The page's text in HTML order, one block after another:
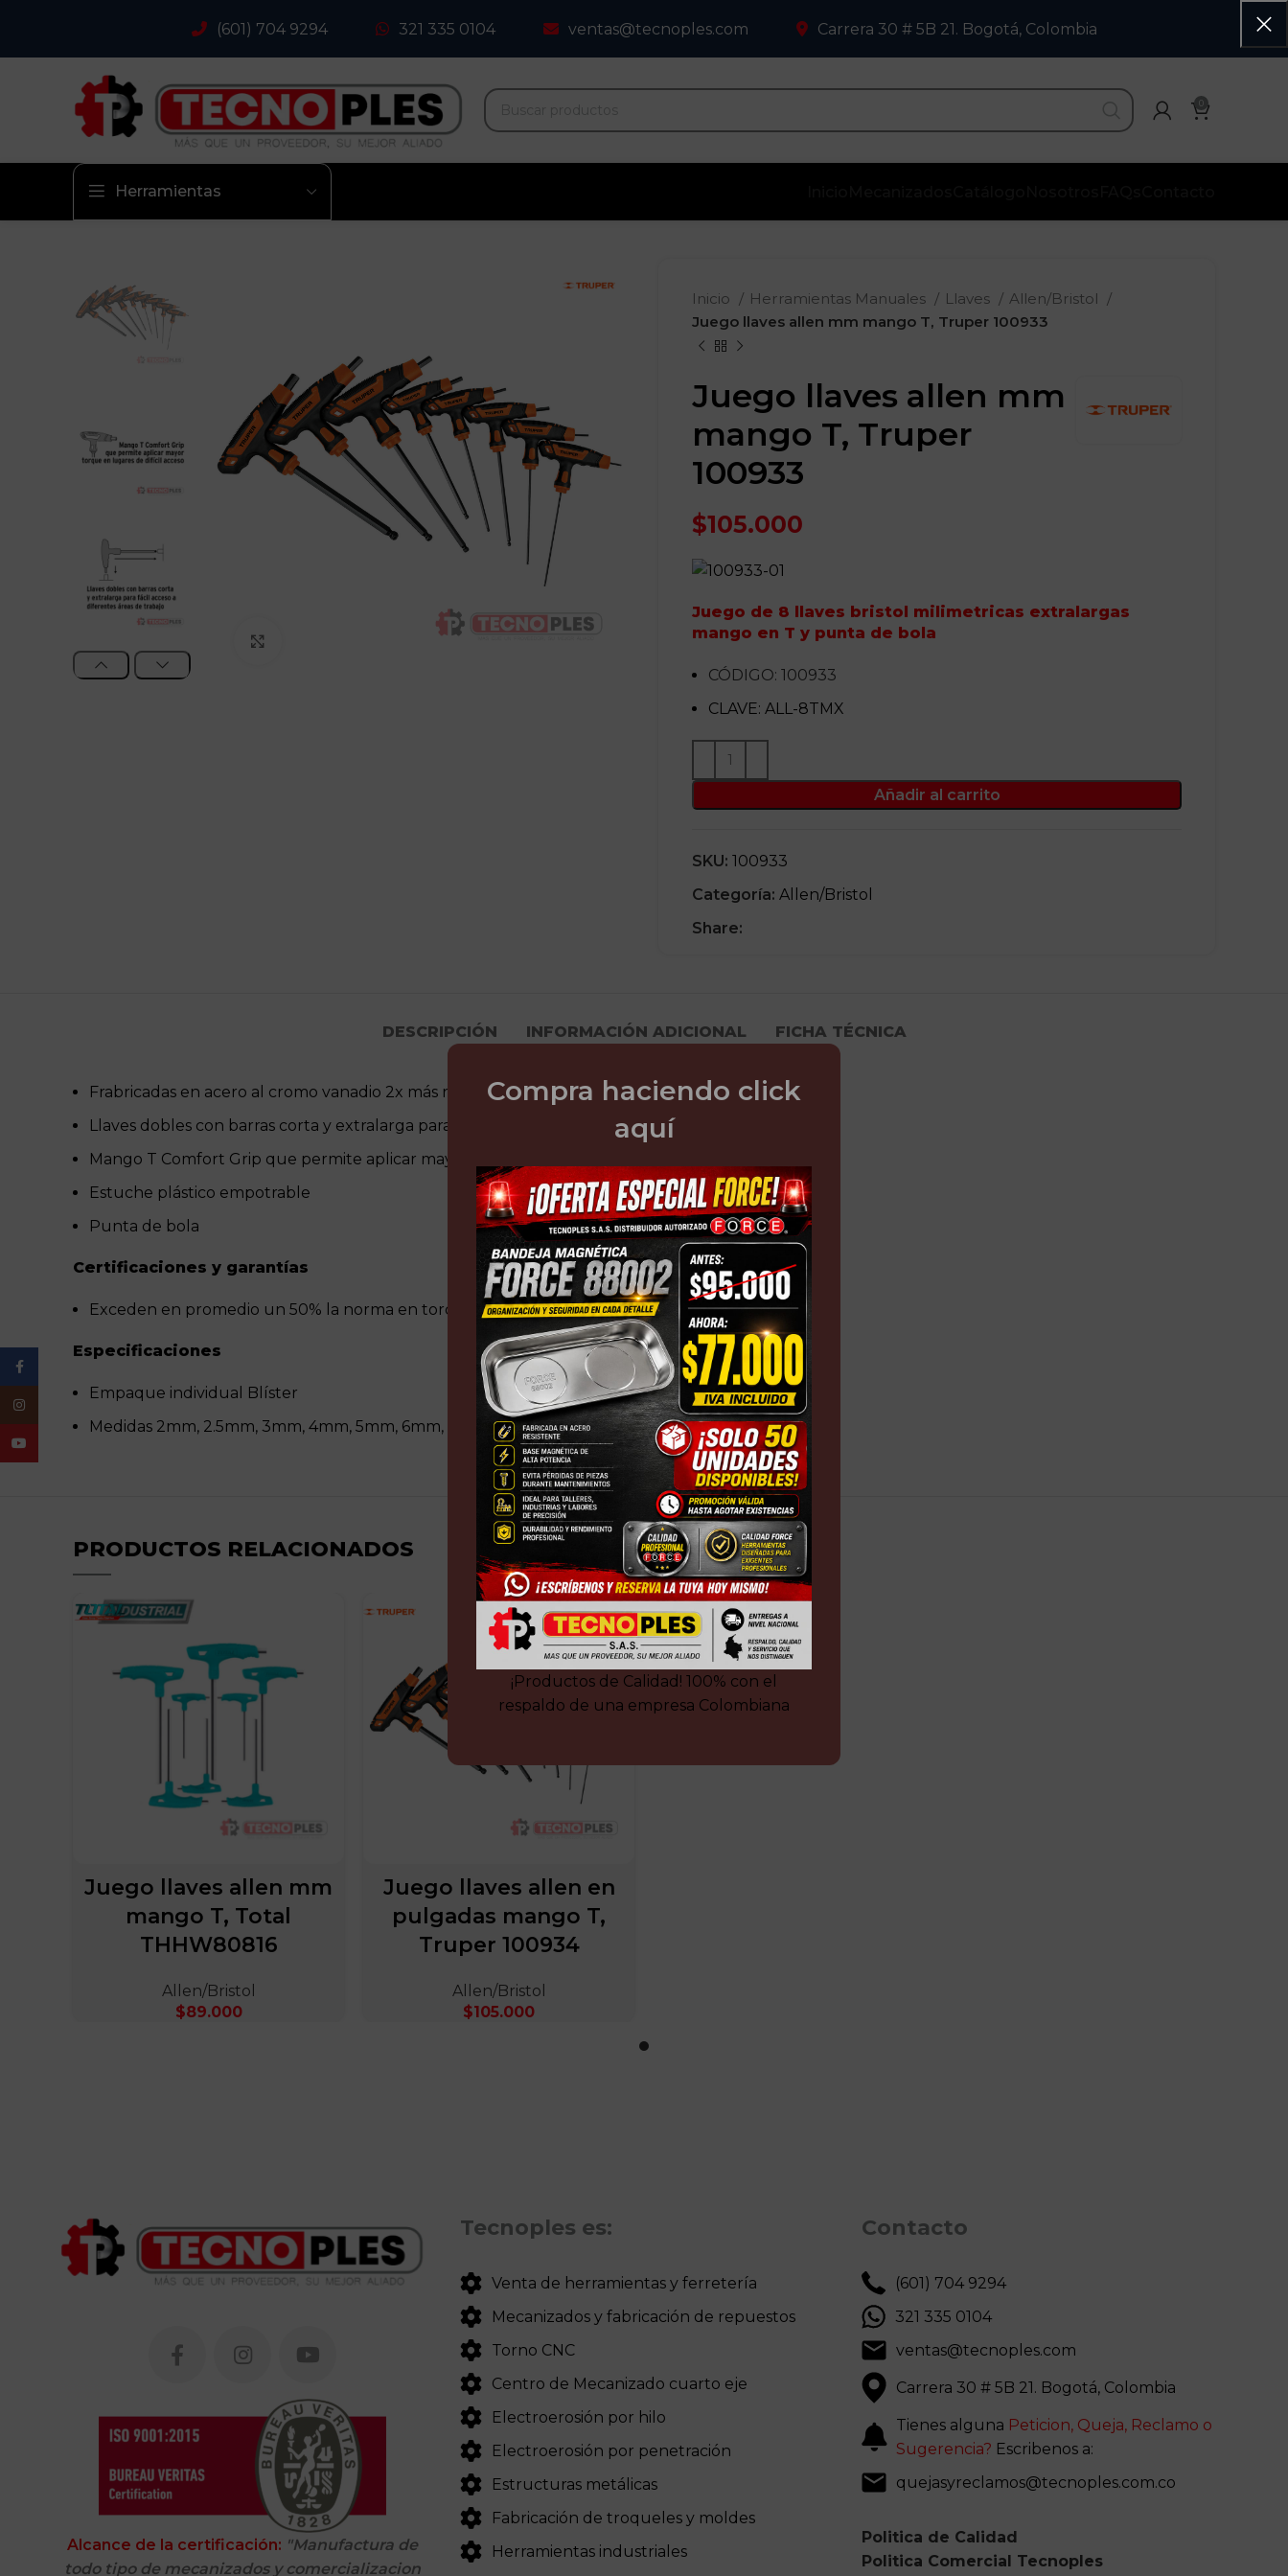
Compra haciendo click
aquí
¡Productos de Calidad! 100% con el
respaldo de una empresa Colombiana
(601) 704 9294 321 335 0104 ventas@tecnoples.com Carrera 30 # 5B 21. Bogotá, Colombia
0
Herramientas
Inicio Herramientas Manuales Llaves
Allen/Bristol
Juego llaves allen mm mango T, Truper 100933
Juego llaves allen mm
mango T, Truper
100933
$105.000
Juego de 8 llaves bristol milimetricas extralargas
mango en T y punta de bola
CÓDIGO: 100933
CLAVE: ALL-8TMX
Añadir al carrito
SKU: 100933
Categoría: Allen/Bristol
Share:
DESCRIPCIÓN INFORMACIÓN ADICIONAL FICHA TÉCNICA
Frabricadas en acero al cromo vanadio 2x más resistente al desgaste
Llaves dobles con barras corta y extralarga para fácil acceso a diferentes áreas de trabajo
Mango T Comfort Grip que permite aplicar mayor torque en lugares de difícil acceso
Estuche plástico empotrable
Punta de bola
Certificaciones y garantías
Exceden en promedio un 50% la norma en torque ASME B18.3
Especificaciones
Empaque individual Blíster
Medidas 2mm, 2.5mm, 3mm, 4mm, 5mm, 6mm, 8mm y 10mm
PRODUCTOS RELACIONADOS
Juego llaves allen mm
mango T, Total
THHW80816
Allen/Bristol
$89.000
Juego llaves allen en
pulgadas mango T,
Truper 100934
Allen/Bristol
$105.000
Alcance de la certificación: "Manufactura de
todo tipo de mecanizados y comercializacion
Tecnoples es:
Venta de herramientas y ferretería
Mecanizados y fabricación de repuestos
Torno CNC
Centro de Mecanizado cuarto eje
Electroerosión por hilo
Electroerosión por penetración
Estructuras metálicas
Fabricación de troqueles y moldes
Herramientas industriales
Contacto
(601) 704 9294
321 335 0104
ventas@tecnoples.com
Carrera 30 # 5B 21. Bogotá, Colombia
Tienes alguna Peticion, Queja, Reclamo o
Sugerencia? Escribenos a:
quejasyreclamos@tecnoples.com.co
Politica de Calidad
Politica Comercial Tecnoples